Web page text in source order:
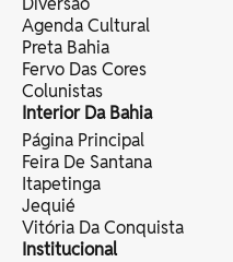
Agenda Cultural
Preta Bahia
Fervo Das Cores
Colunistas
Interior Da Bahia
Página Principal
Feira De Santana
Itapetinga
Jequié
Vitória Da Conquista
Institucional